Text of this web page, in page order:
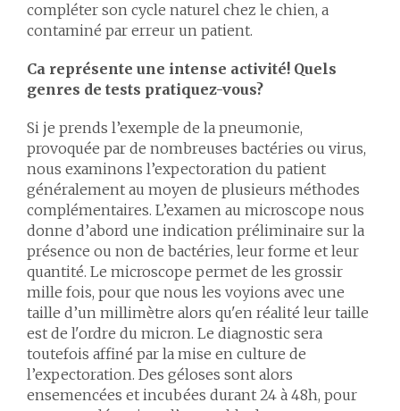
compléter son cycle naturel chez le chien, a
contaminé par erreur un patient.
Ca représente une intense activité! Quels
genres de tests pratiquez-vous?
Si je prends l’exemple de la pneumonie,
provoquée par de nombreuses bactéries ou virus,
nous examinons l’expectoration du patient
généralement au moyen de plusieurs méthodes
complémentaires. L’examen au microscope nous
donne d’abord une indication préliminaire sur la
présence ou non de bactéries, leur forme et leur
quantité. Le microscope permet de les grossir
mille fois, pour que nous les voyions avec une
taille d’un millimètre alors qu'en réalité leur taille
est de l'ordre du micron. Le diagnostic sera
toutefois affiné par la mise en culture de
l’expectoration. Des géloses sont alors
ensemencées et incubées durant 24 à 48h, pour